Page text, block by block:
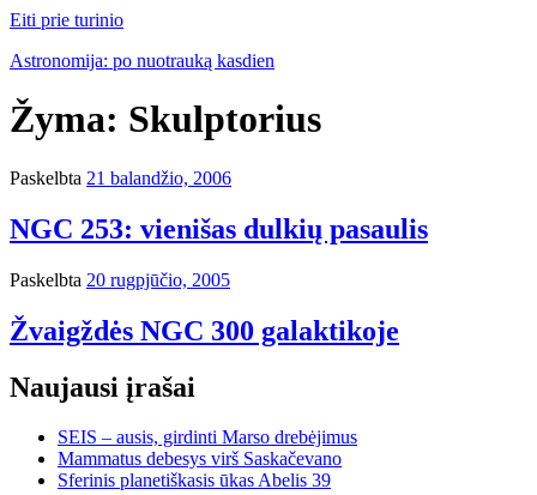
Eiti prie turinio
Astronomija: po nuotrauką kasdien
Žyma: Skulptorius
Paskelbta 21 balandžio, 2006
NGC 253: vienišas dulkių pasaulis
Paskelbta 20 rugpjūčio, 2005
Žvaigždės NGC 300 galaktikoje
Naujausi įrašai
SEIS – ausis, girdinti Marso drebėjimus
Mammatus debesys virš Saskačevano
Sferinis planetiškasis ūkas Abelis 39